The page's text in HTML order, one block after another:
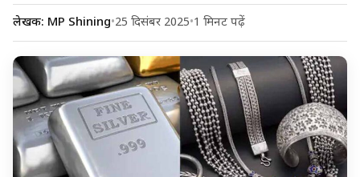
लेखक: MP Shining•25 दिसंबर 2025•1 मिनट पढ़ें